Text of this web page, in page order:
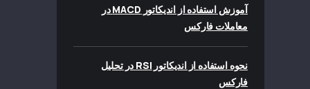
آموزش استفاده از اندیکاتور MACD در
معاملات فارکس
نحوه استفاده از اندیکاتور RSI در تحلیل
فارکس